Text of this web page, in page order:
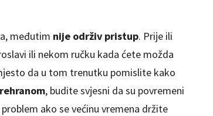
međutim nije održiv pristup. Prije ili
ili nekom ručku kada ćete možda
da u tom trenutku pomislite kako
, budite svjesni da su povremeni
ako se većinu vremena držite